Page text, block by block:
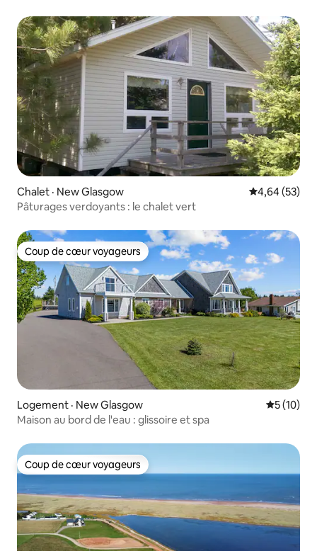
Chalet · New Glasgow Note
4,64 (53)
Pâturages verdoyants : le chalet vert
Coup de cœur voyageurs
Coup de cœur voyageurs
Logement · New Glasgow Note
5 (10)
Maison au bord de l'eau : glissoire et spa
Coup de cœur voyageurs
Coup de cœur voyageurs